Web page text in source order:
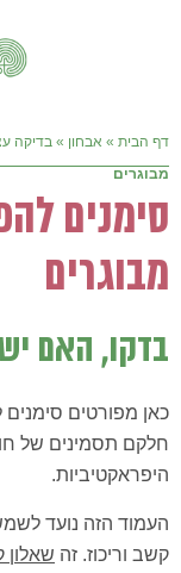
דף הבית » אבחון » בדיקה
מבוגרים
סימנים
מבוגרים
בדקו, האם
חלקם תסמינים של
היפראקטיביות.
העמוד הזה נועד
קשב וריכוז. זה שאלון